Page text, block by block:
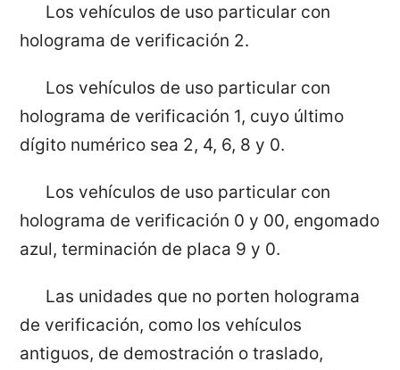
Los vehículos de uso particular con
holograma de verificación 2.
Los vehículos de uso particular con
holograma de verificación 1, cuyo último
dígito numérico sea 2, 4, 6, 8 y 0.
Los vehículos de uso particular con
holograma de verificación 0 y 00, engomado
azul, terminación de placa 9 y 0.
Las unidades que no porten holograma
de verificación, como los vehículos
antiguos, de demostración o traslado,